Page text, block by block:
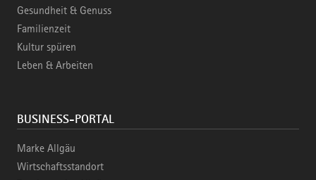
Gesundheit & Genuss
Familienzeit
Kultur spüren
Leben & Arbeiten
BUSINESS-PORTAL
Marke Allgäu
Wirtschaftsstandort